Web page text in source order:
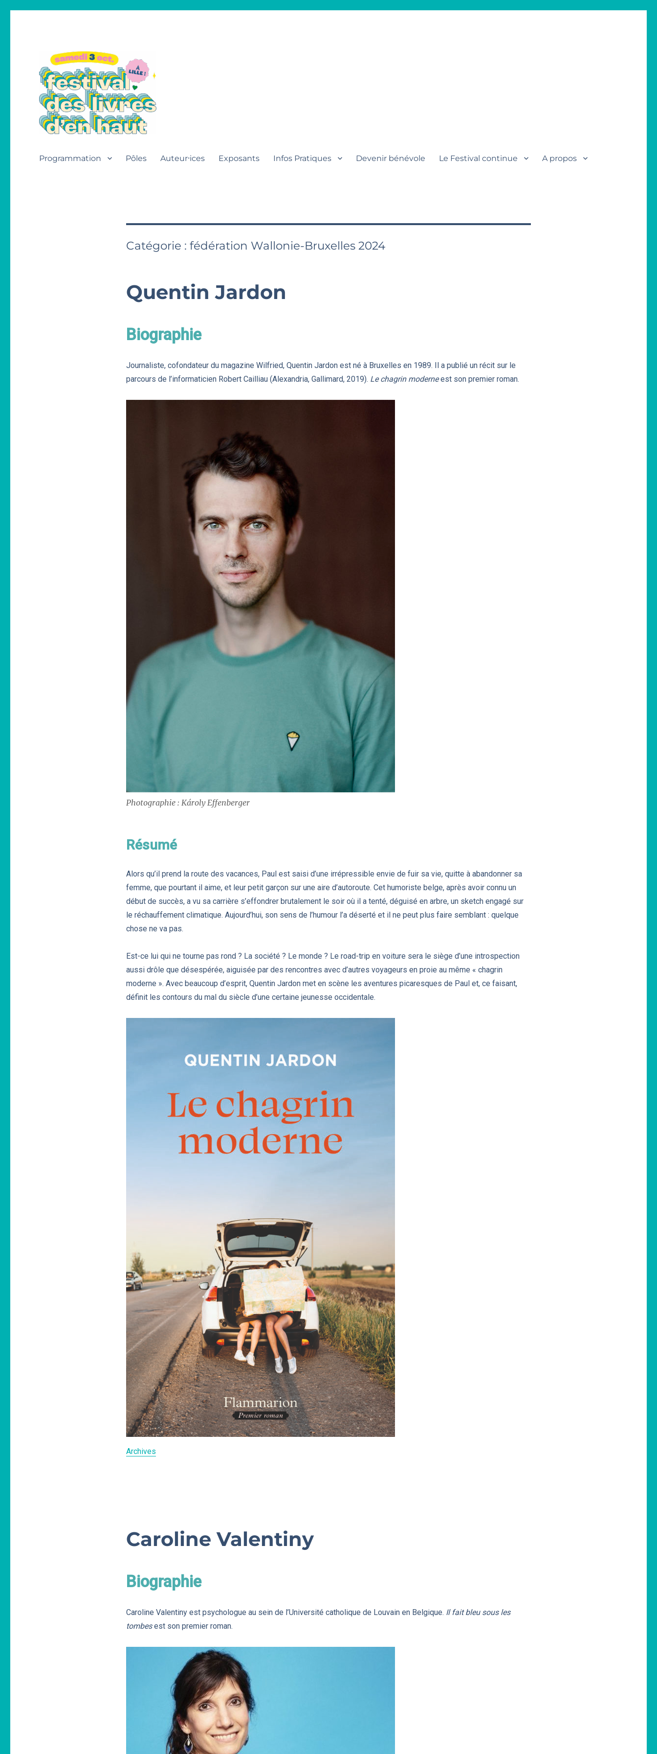
Programmation Pôles Auteur⸱ices Exposants Infos Pratiques Devenir bénévole Le Festival continue A propos
Catégorie : fédération Wallonie-Bruxelles 2024
Quentin Jardon
Biographie
Journaliste, cofondateur du magazine Wilfried, Quentin Jardon est né à Bruxelles en 1989. Il a publié un récit sur le
parcours de l’informaticien Robert Cailliau (Alexandria, Gallimard, 2019). Le chagrin moderneest son premier roman.
Photographie : Károly Effenberger
Résumé
Alors qu’il prend la route des vacances, Paul est saisi d’une irrépressible envie de fuir sa vie, quitte à abandonner sa
femme, que pourtant il aime, et leur petit garçon sur une aire d’autoroute. Cet humoriste belge, après avoir connu un
début de succès, a vu sa carrière s’effondrer brutalement le soir où il a tenté, déguisé en arbre, un sketch engagé sur
le réchauffement climatique. Aujourd’hui, son sens de l’humour l’a déserté et il ne peut plus faire semblant : quelque
chose ne va pas.
Est-ce lui qui ne tourne pas rond ? La société ? Le monde ? Le road-trip en voiture sera le siège d’une introspection
aussi drôle que désespérée, aiguisée par des rencontres avec d’autres voyageurs en proie au même « chagrin
moderne ». Avec beaucoup d’esprit, Quentin Jardon met en scène les aventures picaresques de Paul et, ce faisant,
définit les contours du mal du siècle d’une certaine jeunesse occidentale.
Archives
Caroline Valentiny
Biographie
Caroline Valentiny est psychologue au sein de l’Université catholique de Louvain en Belgique. Il fait bleu sous les
tombesest son premier roman.